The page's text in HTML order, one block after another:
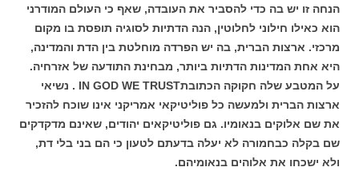
הנחה זו יש בה כדי להסביר את העובדה, שאף כי העולם המודרני
הוא כאילו חילוני לחלוטין, הנה הדתיות לסוגיה תופסת בו מקום
מרכזי. ארצות הברית, בה יש הפרדה מוחלטת בין הדת והמדינה,
היא אחת המדינות הדתיות ביותר, מבחינת התודעה של אזרחיה.
על המטבע שלה חקוקה הכתובתIN GOD WE TRUST . נשיאי
ארצות הברית ולמעשה כל פוליטיקאי אמריקני אינו שוכח להזכיר
את שם אלוקים בנאומיו. גם פוליטיקאים יהודים, שאינם מדקדקים
שם בקלה כבחמורה לא יעלה בדעתם לטעון כי הם בני בלי דת,
ולא ישכחו את אלוהים בנאומיהם.